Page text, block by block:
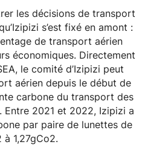
les décisions de transport
s’est fixé en amont :
de transport aérien
économiques. Directement
le comité d’Izipizi peut
aérien depuis le début de
carbone du transport des
Entre 2021 et 2022, Izipizi a
par paire de lunettes de
à 1,27gCo2.